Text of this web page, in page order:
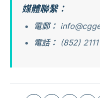
媒體聯繫：
電郵：
電話： (852)